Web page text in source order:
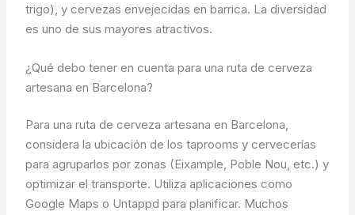
trigo), y cervezas envejecidas en barrica. La diversidad
es uno de sus mayores atractivos.
¿Qué debo tener en cuenta para una ruta de cerveza
artesana en Barcelona?
Para una ruta de cerveza artesana en Barcelona,
considera la ubicación de los taprooms y cervecerías
para agruparlos por zonas (Eixample, Poble Nou, etc.) y
optimizar el transporte. Utiliza aplicaciones como
Google Maps o Untappd para planificar. Muchos